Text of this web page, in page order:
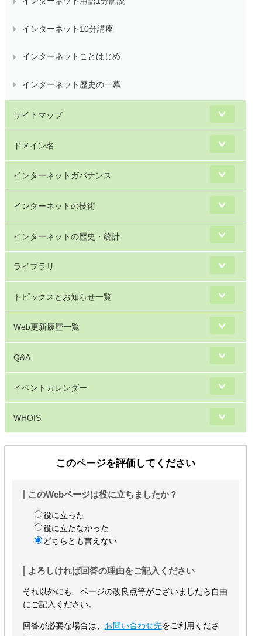
インターネット10分講座
インターネットことはじめ
インターネット歴史の一幕
サイトマップ
ドメイン名
インターネットガバナンス
インターネットの技術
インターネットの歴史・統計
ライブラリ
トピックスとお知らせ一覧
Web更新履歴一覧
Q&A
イベントカレンダー
WHOIS
このページを評価してください
このWebページは役に立ちましたか？
役に立った
役に立たなかった
どちらとも言えない
よろしければ回答の理由をご記入ください
それ以外にも、ページの改良点等がございましたら自由
にご記入ください。
回答が必要な場合は、 お問い合わせ先をご利用くださ